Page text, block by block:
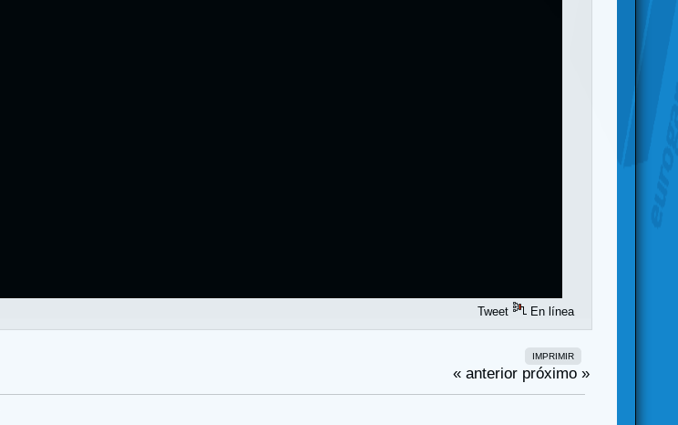
Tweet En línea
IMPRIMIR
« anterior próximo »